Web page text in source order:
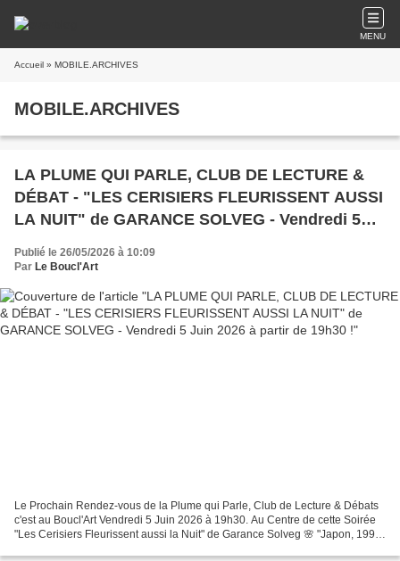
MENU
Accueil » MOBILE.ARCHIVES
MOBILE.ARCHIVES
LA PLUME QUI PARLE, CLUB DE LECTURE &
DÉBAT - "LES CERISIERS FLEURISSENT AUSSI
LA NUIT" de GARANCE SOLVEG - Vendredi 5
Juin 2026 à partir de 19h30 !
Publié le 26/05/2026 à 10:09
Par Le Boucl'Art
Le Prochain Rendez-vous de la Plume qui Parle, Club de Lecture & Débats
c'est au Boucl'Art Vendredi 5 Juin 2026 à 19h30. Au Centre de cette Soirée
"Les Cerisiers Fleurissent aussi la Nuit" de Garance Solveg 🌸 "Japon, 1993.